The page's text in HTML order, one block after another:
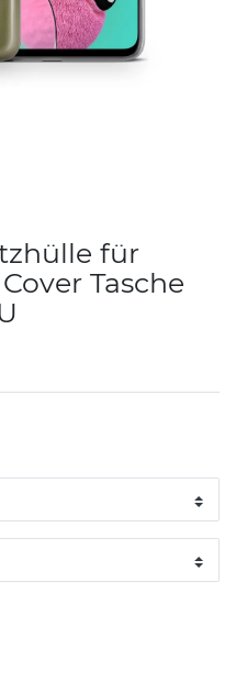
für
Tasche